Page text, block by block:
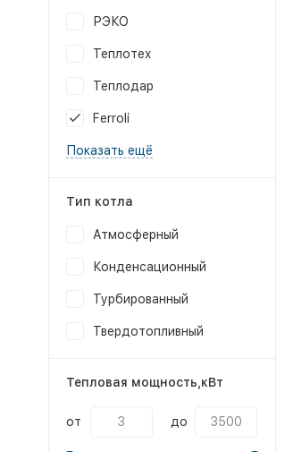
РЭКО
Теплотех
Теплодар
Ferroli
Показать ещё
Тип котла
Атмосферный
Конденсационный
Турбированный
Твердотопливный
Тепловая мощность,кВт
от до